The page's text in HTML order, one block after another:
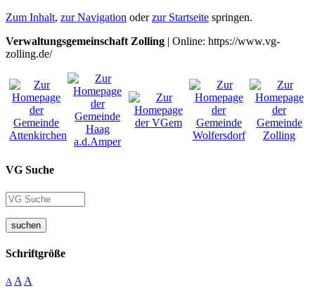
Zum Inhalt, zur Navigation oderzur Startseite springen.
Verwaltungsgemeinschaft Zolling | Online: https://www.vg-
zolling.de/
VG Suche
suchen
Schriftgröße
A A A